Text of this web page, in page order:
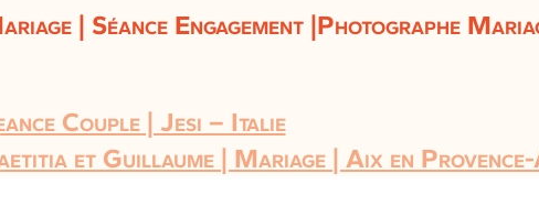
| Séance Engagement |Photographe
Couple | Jesi – Italie
et Guillaume | Mariage | Aix en